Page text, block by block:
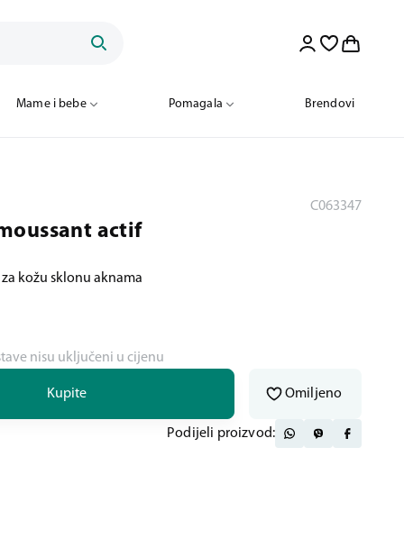
Mame i bebe Pomagala Brendovi
C063347
actif
kožu sklonu aknama
nisu uključeni u cijenu
Kupite Omiljeno
Podijeli proizvod: